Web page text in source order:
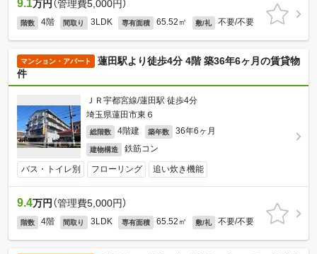
9.1万円 （管理費5,000円）
階数 4階 間取り 3LDK 専有面積 65.52㎡ 敷/礼 不要/不要
マンション・アパート
蓮田駅より徒歩4分 4階 築36年6ヶ月の賃貸物
件
ＪＲ宇都宮線/蓮田駅 徒歩4分
埼玉県蓮田市東６
総階数 4階建 築年数 36年6ヶ月
建物構造 鉄筋コン
バス・トイレ別 フローリング 追い炊き機能
9.4万円 （管理費5,000円）
階数 4階 間取り 3LDK 専有面積 65.52㎡ 敷/礼 不要/不要